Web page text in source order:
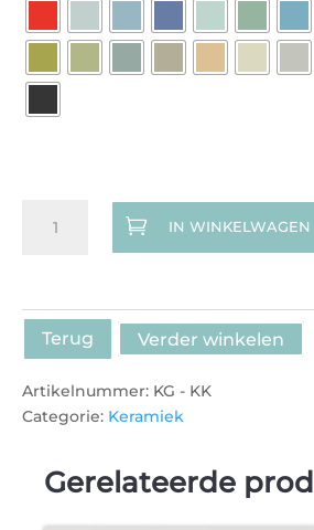
zonder
IN WINKELWAGEN
Terug Verder winkelen
Artikelnummer: KG - KK
Categorie: Keramiek
Gerelateerde